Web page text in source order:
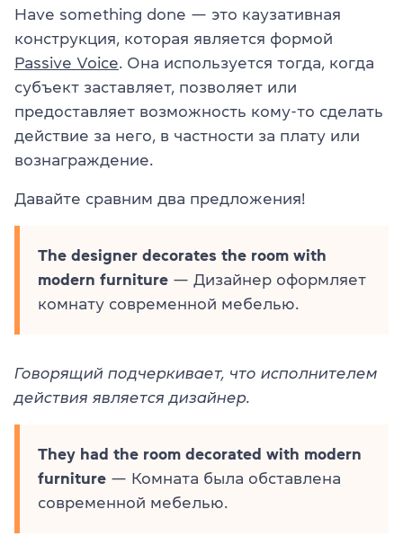
Have something done — это каузативная
конструкция, которая является формой
Passive Voice . Она используется тогда, когда
субъект заставляет, позволяет или
предоставляет возможность кому-то сделать
действие за него, в частности за плату или
вознаграждение.
Давайте сравним два предложения!
The designer decorates the room with
modern furniture — Дизайнер оформляет
комнату современной мебелью.
Говорящий подчеркивает, что исполнителем
действия является дизайнер.
They had the room decorated with modern
furniture — Комната была обставлена
современной мебелью.